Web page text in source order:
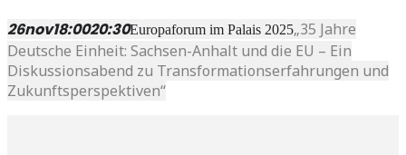
26nov18:0020:30Europaforum im Palais 2025„35 Jahre
Deutsche Einheit: Sachsen-Anhalt und die EU – Ein
Diskussionsabend zu Transformationserfahrungen und
Zukunftsperspektiven“